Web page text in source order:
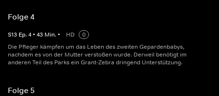
Folge 4
S13 Ep.4 • 43 Min. • HD
0
Die Pfleger kämpfen um das Leben des zweiten Gepardenbabys,
nachdem es von der Mutter verstoßen wurde. Derweil benötigt im
anderen Teil des Parks ein Grant-Zebra dringend Unterstützung.
Folge 5